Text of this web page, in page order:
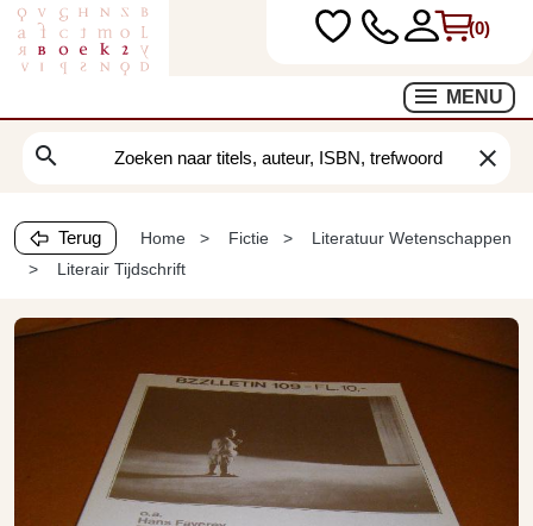
(0)
MENU
search clear
Terug Home Fictie
Literatuur Wetenschappen
Literair Tijdschrift